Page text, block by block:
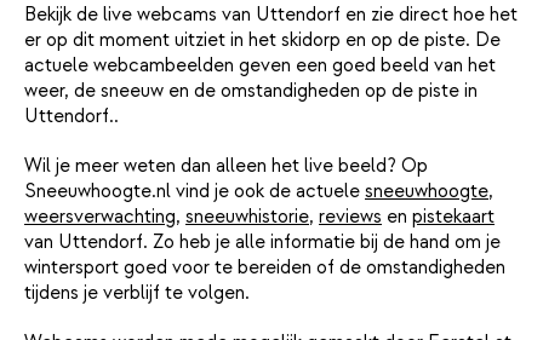
Bekijk de live webcams van Uttendorf en zie direct hoe het
er op dit moment uitziet in het skidorp en op de piste. De
actuele webcambeelden geven een goed beeld van het
weer, de sneeuw en de omstandigheden op de piste in
Uttendorf..
Wil je meer weten dan alleen het live beeld? Op
Sneeuwhoogte.nl vind je ook de actuele sneeuwhoogte,
weersverwachting, sneeuwhistorie, reviews en pistekaart
van Uttendorf. Zo heb je alle informatie bij de hand om je
wintersport goed voor te bereiden of de omstandigheden
tijdens je verblijf te volgen.